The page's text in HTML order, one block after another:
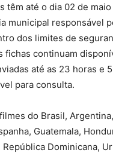
têm até o dia 02 de
municipal responsável
dos limites de
fichas continuam
até as 23 horas e
para consulta.
do Brasil,
Guatemala,
Dominicana,